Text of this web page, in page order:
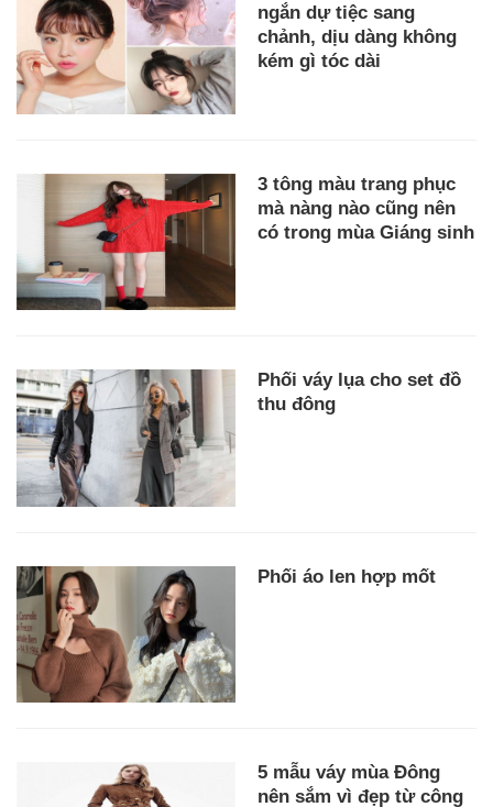
ngắn dự tiệc sang
chảnh, dịu dàng không
kém gì tóc dài
3 tông màu trang phục
mà nàng nào cũng nên
có trong mùa Giáng sinh
Phối váy lụa cho set đồ
thu đông
Phối áo len hợp mốt
5 mẫu váy mùa Đông
nên sắm vì đẹp từ công